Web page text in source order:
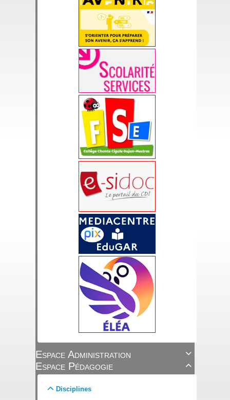

Espace Administration

Espace Pédagogie
Disciplines